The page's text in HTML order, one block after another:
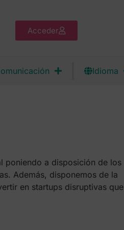
Acceder
Idioma
poniendo a disposición de los
Además, disponemos de la
en startups disruptivas que